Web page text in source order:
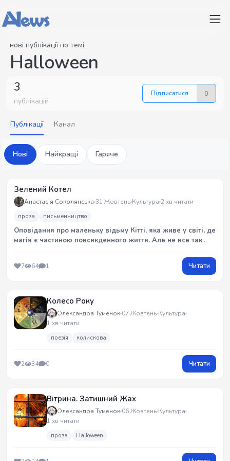
нові публікації по темі
Halloween
3
публікацій
Підписатися 0
Публікації Канал
Нові Найкращі Гаряче
Зелений Котел
Анастасія Соколянська 31 Жовтень Культура 2 хв читати
проза письменництво
Оповідання про маленьку відьму Кітті, яка живе у світі, де
магія є частиною повсякденного життя. Але не все так
7 64 1 Читати
Колесо Року
Олександра Туменок 07 Жовтень Культура
1 хв читати
поезія колискова
2 34 0 Читати
Вітрина. Затишний Жах
Олександра Туменок 06 Жовтень Культура
1 хв читати
проза Halloween